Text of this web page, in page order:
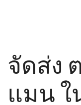
จัดส่ง
แมน